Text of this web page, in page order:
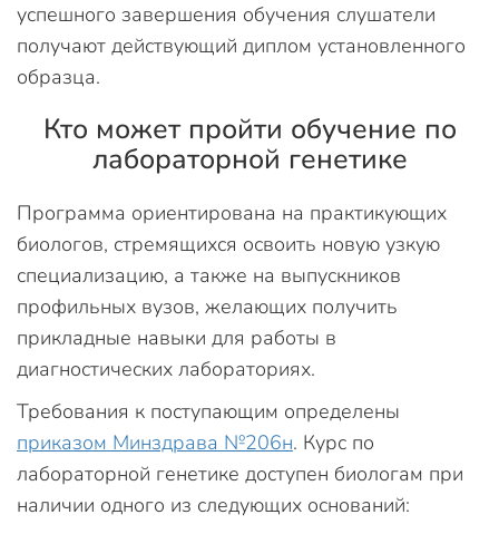
успешного завершения обучения слушатели
получают действующий диплом установленного
образца.
Кто может пройти обучение по
лабораторной генетике
Программа ориентирована на практикующих
биологов, стремящихся освоить новую узкую
специализацию, а также на выпускников
профильных вузов, желающих получить
прикладные навыки для работы в
диагностических лабораториях.
Требования к поступающим определены
приказом Минздрава №206н. Курс по
лабораторной генетике доступен биологам при
наличии одного из следующих оснований: